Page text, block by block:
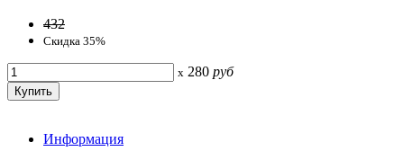
432
Скидка 35%
x 280 руб
Информация